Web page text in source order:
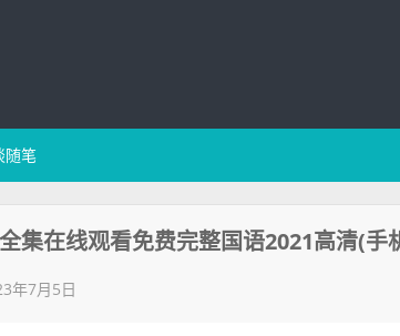
随笔
集在线观看免费完整国语2021高清(手
年7月5日